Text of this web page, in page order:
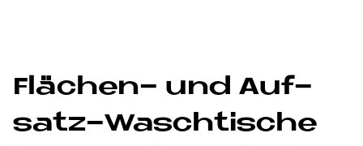
Flä­chen- und Auf­
satz-Wasch­ti­sche